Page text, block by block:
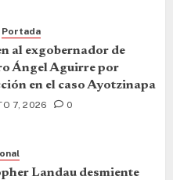
Portada
al exgobernador de
Ángel Aguirre por
en el caso Ayotzinapa
7, 2026 0
Landau desmiente